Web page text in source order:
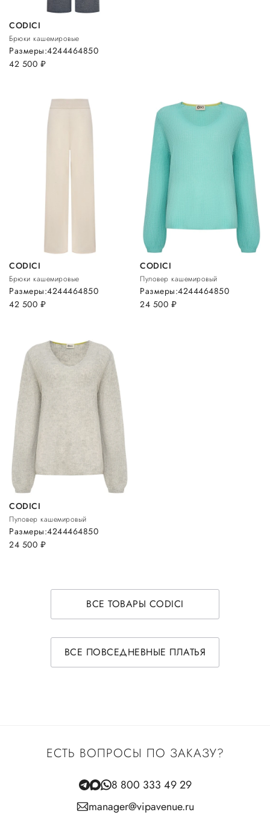
CODICI
Брюки кашемировые
42 500 руб.
Размеры:4244464850
CODICI
Брюки кашемировые
42 500 руб.
Размеры:4244464850
CODICI
Пуловер кашемировый
24 500 руб.
Размеры:4244464850
CODICI
Пуловер кашемировый
24 500 руб.
Размеры:4244464850
ВСЕ ТОВАРЫ CODICI
ВСЕ ПОВСЕДНЕВНЫЕ ПЛАТЬЯ
ЕСТЬ ВОПРОСЫ ПО ЗАКАЗУ?
8 800 333 49 29
manager@vipavenue.ru